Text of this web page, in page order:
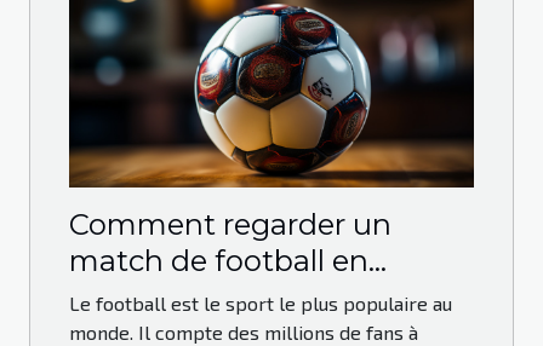
Comment regarder un
match de football en
direct?
Le football est le sport le plus populaire au
monde. Il compte des millions de fans à